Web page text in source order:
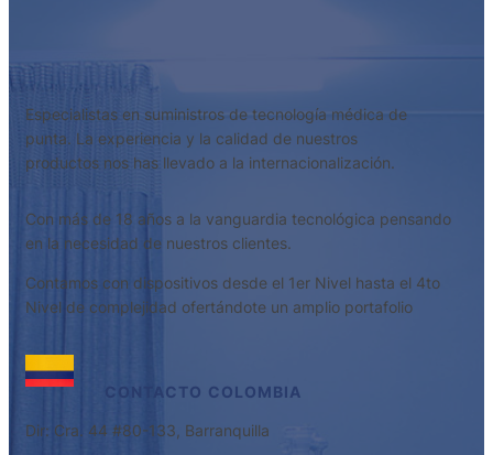
Especialistas en suministros de tecnología médica de
punta. La experiencia y la calidad de nuestros
productos nos has llevado a la internacionalización.
Con más de 18 años a la vanguardia tecnológica pensando
en la necesidad de nuestros clientes.
Contamos con dispositivos desde el 1er Nivel hasta el 4to
Nivel de complejidad ofertándote un amplio portafolio
CONTACTO COLOMBIA
Dir: Cra. 44 #80-133, Barranquilla